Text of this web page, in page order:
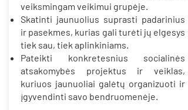
veiksmingam veikimui grupėje.
Skatinti jaunuolius suprasti padarinius
ir pasekmes, kurias gali turėti jų elgesys
tiek sau, tiek aplinkiniams.
Pateikti konkretesnius socialinės
atsakomybės projektus ir veiklas,
kuriuos jaunuoliai galėtų organizuoti ir
įgyvendinti savo bendruomenėje.